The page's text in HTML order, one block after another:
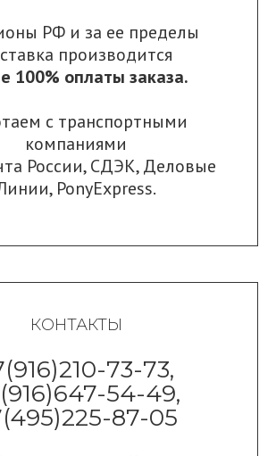
РФ и за ее пределы
производится
100% оплаты заказа.
с транспортными
компаниями
России,СДЭК,Деловые
, PonyExpress.
КОНТАКТЫ
73-73,
54-49,
87-05